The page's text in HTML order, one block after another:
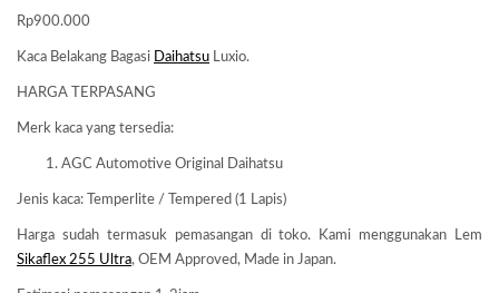
Rp900.000
Kaca Belakang Bagasi Daihatsu Luxio.
HARGA TERPASANG
Merk kaca yang tersedia:
AGC Automotive Original Daihatsu
Jenis kaca: Temperlite / Tempered (1 Lapis)
Harga sudah termasuk pemasangan di toko. Kami menggunakan Lem
Sikaflex 255 Ultra, OEM Approved, Made in Japan.